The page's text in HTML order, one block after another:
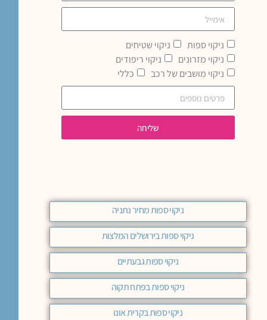
ניקוי ספות
ניקוי שטיחים
ניקוי מזרונים
ניקוי ריפודים
ניקוי מושבים של רכב
כללי
שליחה
ניקוי ספות מחיר נתניה
ניקוי ספות בירושלים המלצות
ניקוי ספות גבעתיים
ניקוי ספות בפתח תקוה
ניקוי ספות בקרית אונו